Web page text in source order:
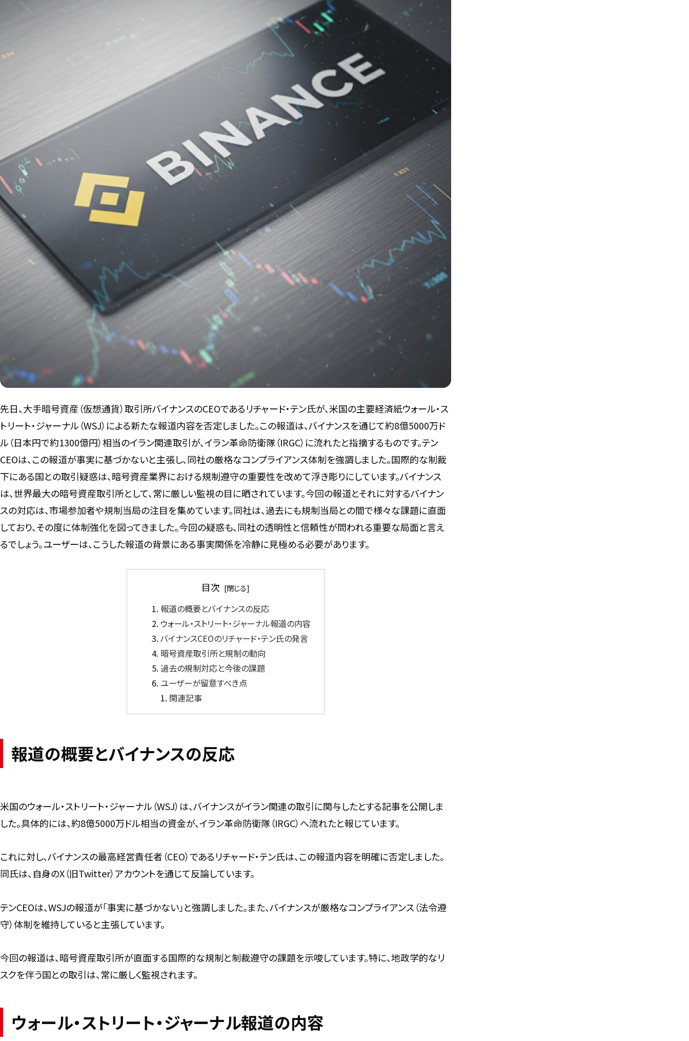
先日、大手暗号資産（仮想通貨）取引所バイナンスのCEOであるリチャード・テン氏が、米国の主要経済紙ウォール・ス
トリート・ジャーナル（WSJ）による新たな報道内容を否定しました。この報道は、バイナンスを通じて約8億5000万ド
ル（日本円で約1300億円）相当のイラン関連取引が、イラン革命防衛隊（IRGC）に流れたと指摘するものです。テン
CEOは、この報道が事実に基づかないと主張し、同社の厳格なコンプライアンス体制を強調しました。国際的な制裁
下にある国との取引疑惑は、暗号資産業界における規制遵守の重要性を改めて浮き彫りにしています。バイナンス
は、世界最大の暗号資産取引所として、常に厳しい監視の目に晒されています。今回の報道とそれに対するバイナン
スの対応は、市場参加者や規制当局の注目を集めています。同社は、過去にも規制当局との間で様々な課題に直面
しており、その度に体制強化を図ってきました。今回の疑惑も、同社の透明性と信頼性が問われる重要な局面と言え
るでしょう。ユーザーは、こうした報道の背景にある事実関係を冷静に見極める必要があります。
目次
報道の概要とバイナンスの反応
ウォール・ストリート・ジャーナル報道の内容
バイナンスCEOのリチャード・テン氏の発言
暗号資産取引所と規制の動向
過去の規制対応と今後の課題
ユーザーが留意すべき点
関連記事
報道の概要とバイナンスの反応
米国のウォール・ストリート・ジャーナル（WSJ）は、バイナンスがイラン関連の取引に関与したとする記事を公開しま
した。具体的には、約8億5000万ドル相当の資金が、イラン革命防衛隊（IRGC）へ流れたと報じています。
これに対し、バイナンスの最高経営責任者（CEO）であるリチャード・テン氏は、この報道内容を明確に否定しました。
同氏は、自身のX（旧Twitter）アカウントを通じて反論しています。
テンCEOは、WSJの報道が「事実に基づかない」と強調しました。また、バイナンスが厳格なコンプライアンス（法令遵
守）体制を維持していると主張しています。
今回の報道は、暗号資産取引所が直面する国際的な規制と制裁遵守の課題を示唆しています。特に、地政学的なリ
スクを伴う国との取引は、常に厳しく監視されます。
ウォール・ストリート・ジャーナル報道の内容